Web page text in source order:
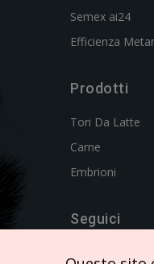
Semex ai24
Efficienza
Prodotti
Tori Da Latte
Carne
Embrioni
Seguici